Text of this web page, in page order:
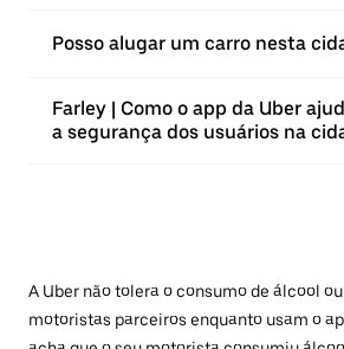
Posso alugar um carro nesta
Farley | Como o app da Uber
a segurança dos usuários na
A Uber não tolera o consumo de álcool
motoristas parceiros enquanto usam o